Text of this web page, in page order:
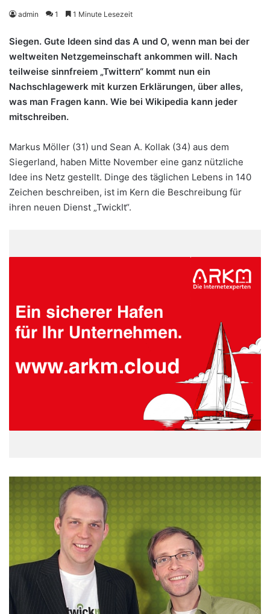
admin 1 1 Minute Lesezeit
Siegen. Gute Ideen sind das A und O, wenn man bei der
weltweiten Netzgemeinschaft ankommen will. Nach
teilweise sinnfreiem „Twittern“ kommt nun ein
Nachschlagewerk mit kurzen Erklärungen, über alles,
was man Fragen kann. Wie bei Wikipedia kann jeder
mitschreiben.
Markus Möller (31) und Sean A. Kollak (34) aus dem
Siegerland, haben Mitte November eine ganz nützliche
Idee ins Netz gestellt. Dinge des täglichen Lebens in 140
Zeichen beschreiben, ist im Kern die Beschreibung für
ihren neuen Dienst „TwickIt“.